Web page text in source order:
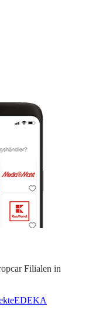
Filialen in
EDEKA